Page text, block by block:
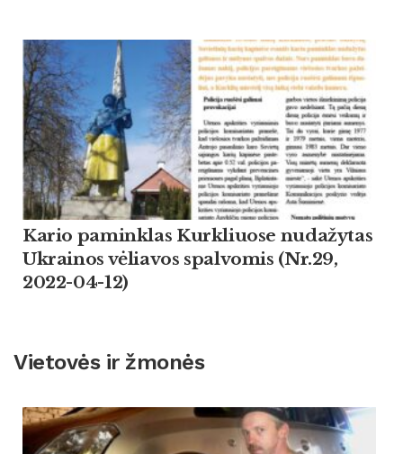
Kario paminklas Kurkliuose nudažytas
Ukrainos vėliavos spalvomis (Nr.29,
2022-04-12)
Vietovės ir žmonės